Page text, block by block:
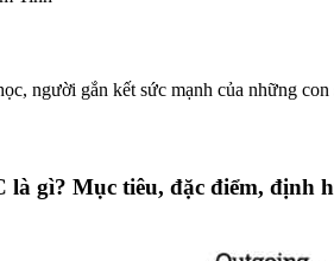
người gắn kết sức mạnh của những
là gì? Mục tiêu, đặc điểm, định